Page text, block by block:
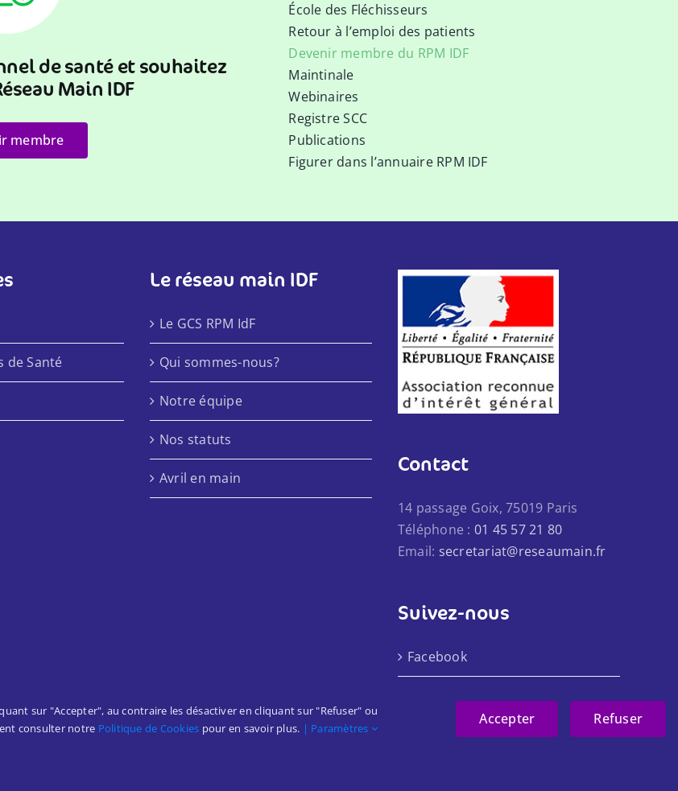
de santé et souhaitez
Main IDF
membre
École des Fléchisseurs
Retour à l’emploi des patients
Devenir membre du RPM IDF
Maintinale
Webinaires
Registre SCC
Publications
Figurer dans l’annuaire RPM IDF
de Santé
Le réseau main IDF
Le GCS RPM IdF
Qui sommes-nous?
Notre équipe
Nos statuts
Avril en main
Contact
14 passage Goix, 75019 Paris
Téléphone : 01 45 57 21 80
Email: secretariat@reseaumain.fr
Suivez-nous
Facebook
sur "Accepter", au contraire les désactiver en cliquant sur "Refuser" ou
consulter notre Politique de Cookies pour en savoir plus. | Paramètres
Accepter Refuser